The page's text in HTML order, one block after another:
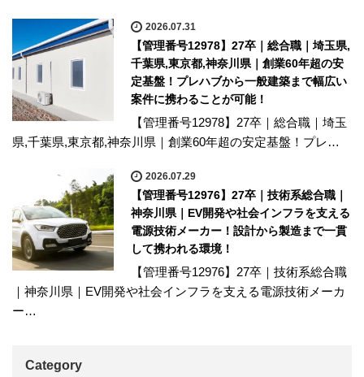
2026.07.31
【管理番号12978】27卒｜総合職｜埼玉県,
千葉県,東京都,神奈川県｜創業60年超の安
定基盤！プレハブから一般建築まで幅広い
案件に携わることが可能！
【管理番号12978】27卒｜総合職｜埼玉
県,千葉県,東京都,神奈川県｜創業60年超の安定基盤！プレ…
2026.07.29
【管理番号12976】27卒｜技術系総合職｜
神奈川県｜EV開発や社会インフラを支える
電源技術メーカー！設計から製造まで一貫
して携われる環境！
【管理番号12976】27卒｜技術系総合職
｜神奈川県｜EV開発や社会インフラを支える電源技術メーカ
ー…
Category